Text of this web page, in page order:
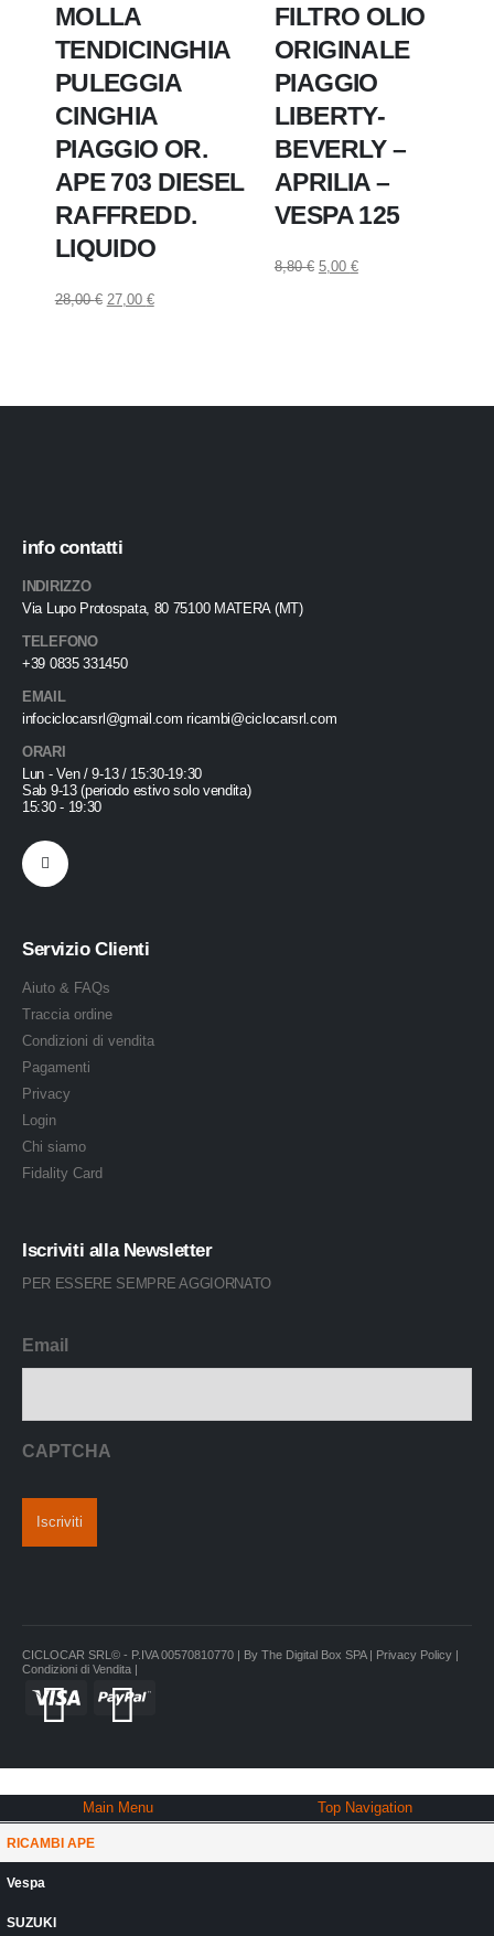
MOLLA
TENDICINGHIA
PULEGGIA
CINGHIA
PIAGGIO OR.
APE 703 DIESEL
RAFFREDD.
LIQUIDO
28,00€ 27,00 €
FILTRO OLIO
ORIGINALE
PIAGGIO
LIBERTY-
BEVERLY –
APRILIA –
VESPA 125
8,80€ 5,00 €
info contatti
INDIRIZZO
Via Lupo Protospata, 80 75100 MATERA (MT)
TELEFONO
+39 0835 331450
EMAIL
infociclocarsrl@gmail.com ricambi@ciclocarsrl.com
ORARI
Lun - Ven / 9-13 / 15:30-19:30
Sab 9-13 (periodo estivo solo vendita)
15:30 - 19:30
Servizio Clienti
Aiuto & FAQs
Traccia ordine
Condizioni di vendita
Pagamenti
Privacy
Login
Chi siamo
Fidality Card
Iscriviti alla Newsletter
PER ESSERE SEMPRE AGGIORNATO
Email
CAPTCHA
CICLOCAR SRL© - P.IVA 00570810770 | By The Digital Box SPA| Privacy Policy
Condizioni di Vendita |
Main Menu Top Navigation
RICAMBI APE
Vespa
SUZUKI